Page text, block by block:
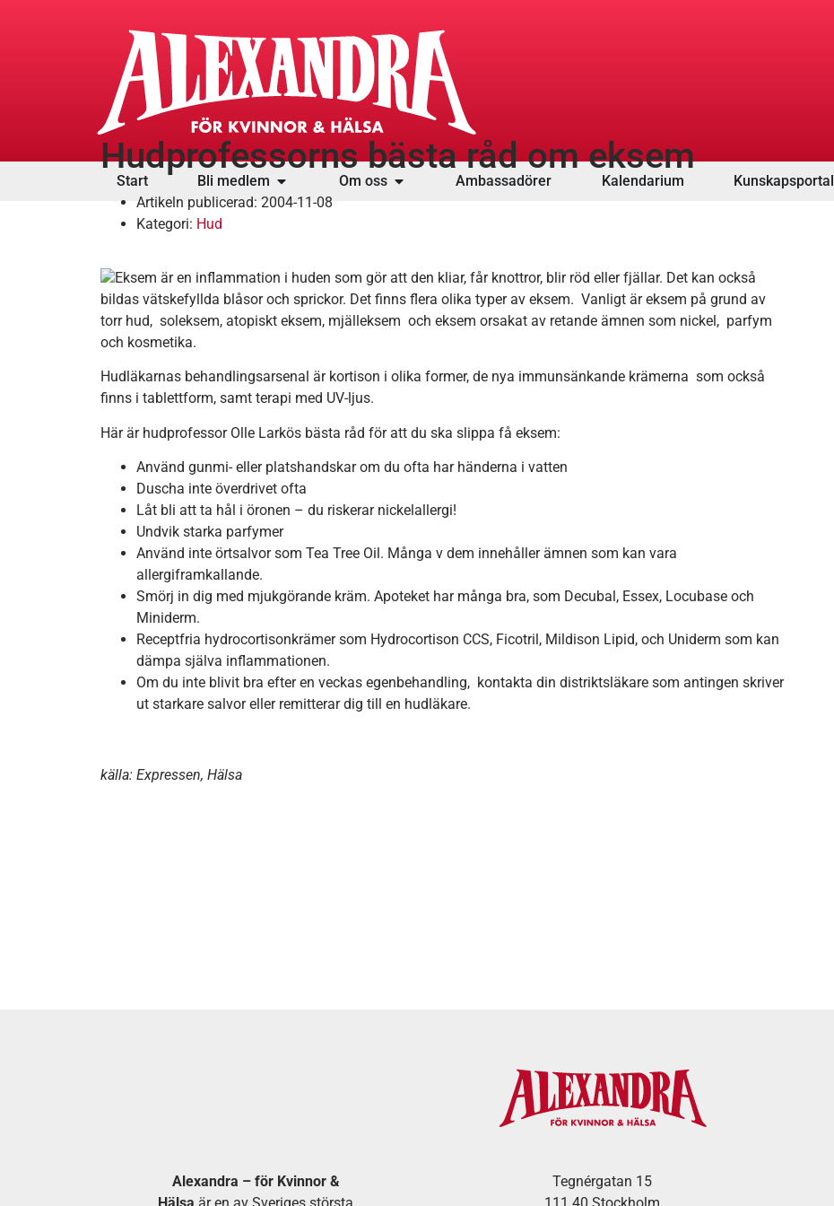
Start Bli medlem Om oss Ambassadörer Kalendarium Kunskapsportal
Hudprofessorns bästa råd om eksem
Artikeln publicerad: 2004-11-08
Kategori: Hud
Eksem är en inflammation i huden som gör att den kliar, får knottror, blir röd eller fjällar. Det kan också
bildas vätskefyllda blåsor och sprickor. Det finns flera olika typer av eksem. Vanligt är eksem på grund av
torr hud, soleksem, atopiskt eksem, mjälleksem och eksem orsakat av retande ämnen som nickel, parfym
och kosmetika.
Hudläkarnas behandlingsarsenal är kortison i olika former, de nya immunsänkande krämerna som också
finns i tablettform, samt terapi med UV-ljus.
Här är hudprofessor Olle Larkös bästa råd för att du ska slippa få eksem:
Använd gunmi- eller platshandskar om du ofta har händerna i vatten
Duscha inte överdrivet ofta
Låt bli att ta hål i öronen – du riskerar nickelallergi!
Undvik starka parfymer
Använd inte örtsalvor som Tea Tree Oil. Många v dem innehåller ämnen som kan vara
allergiframkallande.
Smörj in dig med mjukgörande kräm. Apoteket har många bra, som Decubal, Essex, Locubase och
Miniderm.
Receptfria hydrocortisonkrämer som Hydrocortison CCS, Ficotril, Mildison Lipid, och Uniderm som kan
dämpa själva inflammationen.
Om du inte blivit bra efter en veckas egenbehandling, kontakta din distriktsläkare som antingen skriver
ut starkare salvor eller remitterar dig till en hudläkare.
källa: Expressen, Hälsa
Alexandra – för Kvinnor &
Hälsa är en av Sveriges största
Tegnérgatan 15
111 40 Stockholm